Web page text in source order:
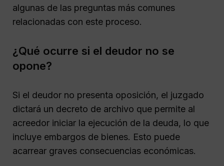
algunas de las preguntas más comunes
relacionadas con este proceso.
¿Qué ocurre si el deudor no se
opone?
Si el deudor no presenta oposición, el juzgado
dictará un decreto de archivo que permite al
acreedor iniciar la ejecución de la deuda, lo que
incluye embargos de bienes. Esto puede
acarrear graves consecuencias económicas.